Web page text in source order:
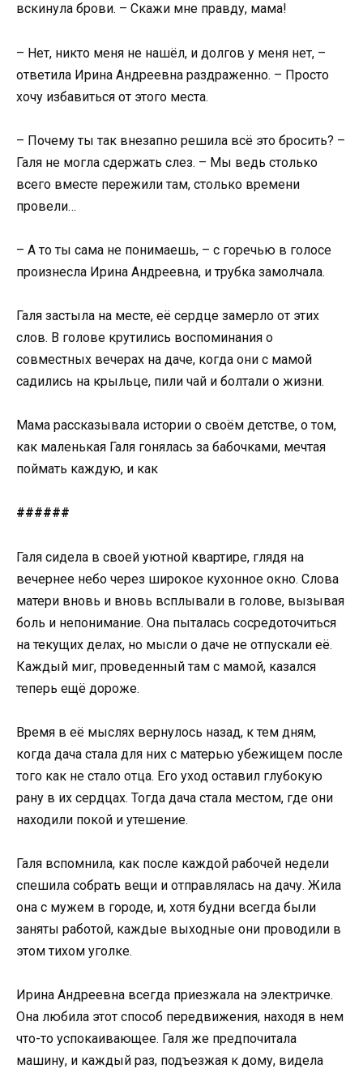
вскинула брови. – Скажи мне правду, мама!
– Нет, никто меня не нашёл, и долгов у меня нет, –
ответила Ирина Андреевна раздраженно. – Просто
хочу избавиться от этого места.
– Почему ты так внезапно решила всё это бросить? –
Галя не могла сдержать слез. – Мы ведь столько
всего вместе пережили там, столько времени
провели…
– А то ты сама не понимаешь, – с горечью в голосе
произнесла Ирина Андреевна, и трубка замолчала.
Галя застыла на месте, её сердце замерло от этих
слов. В голове крутились воспоминания о
совместных вечерах на даче, когда они с мамой
садились на крыльце, пили чай и болтали о жизни.
Мама рассказывала истории о своём детстве, о том,
как маленькая Галя гонялась за бабочками, мечтая
поймать каждую, и как
######
Галя сидела в своей уютной квартире, глядя на
вечернее небо через широкое кухонное окно. Слова
матери вновь и вновь всплывали в голове, вызывая
боль и непонимание. Она пыталась сосредоточиться
на текущих делах, но мысли о даче не отпускали её.
Каждый миг, проведенный там с мамой, казался
теперь ещё дороже.
Время в её мыслях вернулось назад, к тем дням,
когда дача стала для них с матерью убежищем после
того как не стало отца. Его уход оставил глубокую
рану в их сердцах. Тогда дача стала местом, где они
находили покой и утешение.
Галя вспомнила, как после каждой рабочей недели
спешила собрать вещи и отправлялась на дачу. Жила
она с мужем в городе, и, хотя будни всегда были
заняты работой, каждые выходные они проводили в
этом тихом уголке.
Ирина Андреевна всегда приезжала на электричке.
Она любила этот способ передвижения, находя в нем
что-то успокаивающее. Галя же предпочитала
машину, и каждый раз, подъезжая к дому, видела